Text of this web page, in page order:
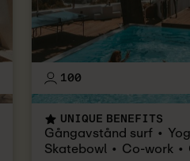
100
UNIQUE BENEFITS
Gångavstånd surf
Skatebowl Co-work